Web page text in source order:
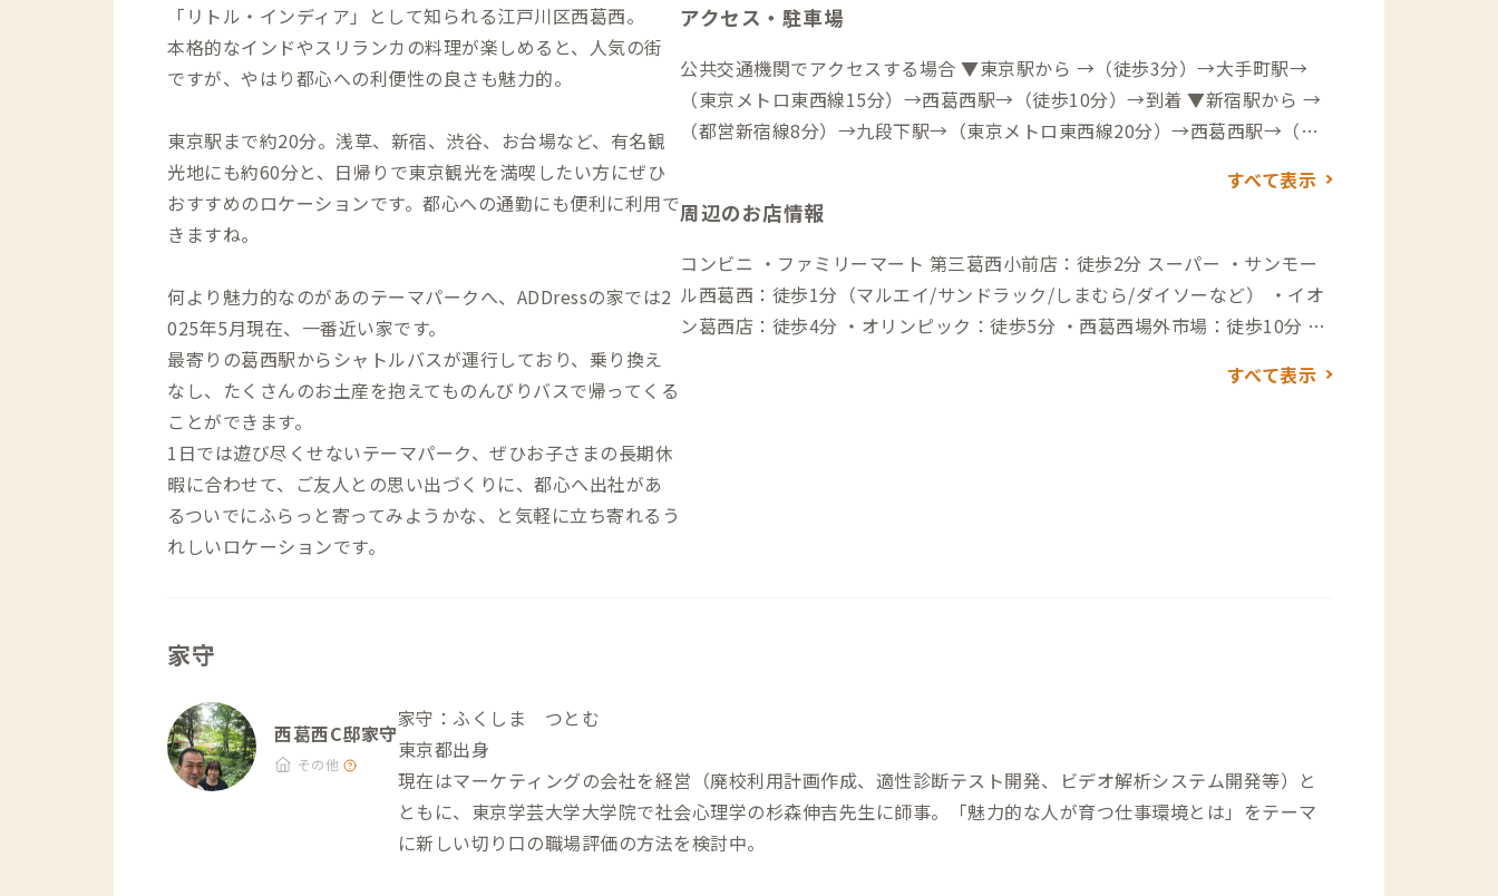
「リトル・インディア」として知られる江戸川区西葛西。
本格的なインドやスリランカの料理が楽しめると、人気の街
ですが、やはり都心への利便性の良さも魅力的。
東京駅まで約20分。浅草、新宿、渋谷、お台場など、有名観
光地にも約60分と、日帰りで東京観光を満喫したい方にぜひ
おすすめのロケーションです。都心への通勤にも便利に利用で
きますね。
何より魅力的なのがあのテーマパークへ、ADDressの家では2
025年5月現在、一番近い家です。
最寄りの葛西駅からシャトルバスが運行しており、乗り換え
なし、たくさんのお土産を抱えてものんびりバスで帰ってくる
ことができます。
1日では遊び尽くせないテーマパーク、ぜひお子さまの長期休
暇に合わせて、ご友人との思い出づくりに、都心へ出社があ
るついでにふらっと寄ってみようかな、と気軽に立ち寄れるう
れしいロケーションです。
アクセス・駐車場
公共交通機関でアクセスする場合 ▼東京駅から →（徒歩3分）→大手町駅→
（東京メトロ東西線15分）→西葛西駅→（徒歩10分）→到着 ▼新宿駅から →
（都営新宿線8分）→九段下駅→（東京メトロ東西線20分）→西葛西駅→（徒
▼羽田空港から →（リムジンバス30分）→葛西駅→（徒歩20分）→到着 ▼東
京ディズニーランド（舞浜駅）から →（電車3分）→葛西臨海公園駅→（バス
16分）→西葛西駅→（徒歩10分）→到着 →（バス23分）→葛西駅→（徒歩20
分）→到着 車でアクセスする場合 ▼東京駅から →（一般道30分）→到着 ▼東
京ディズニーランド（舞浜駅）から →（一般道20分）→到着
すべて表示
周辺のお店情報
コンビニ ・ファミリーマート 第三葛西小前店：徒歩2分 スーパー ・サンモー
ル西葛西：徒歩1分（マルエイ/サンドラック/しまむら/ダイソーなど） ・イオ
ン葛西店：徒歩4分 ・オリンピック：徒歩5分 ・西葛西場外市場：徒歩10分 デ
歩2分（ランチタイムのみ営業） ・居酒屋 笑じろー：徒歩4分（歌える居酒
すべて表示
家守
西葛西C邸家守
その他
家守：ふくしま つとむ
東京都出身
現在はマーケティングの会社を経営（廃校利用計画作成、適性診断テスト開発、ビデオ解析システム開発等）と
ともに、東京学芸大学大学院で社会心理学の杉森伸吉先生に師事。「魅力的な人が育つ仕事環境とは」をテーマ
に新しい切り口の職場評価の方法を検討中。